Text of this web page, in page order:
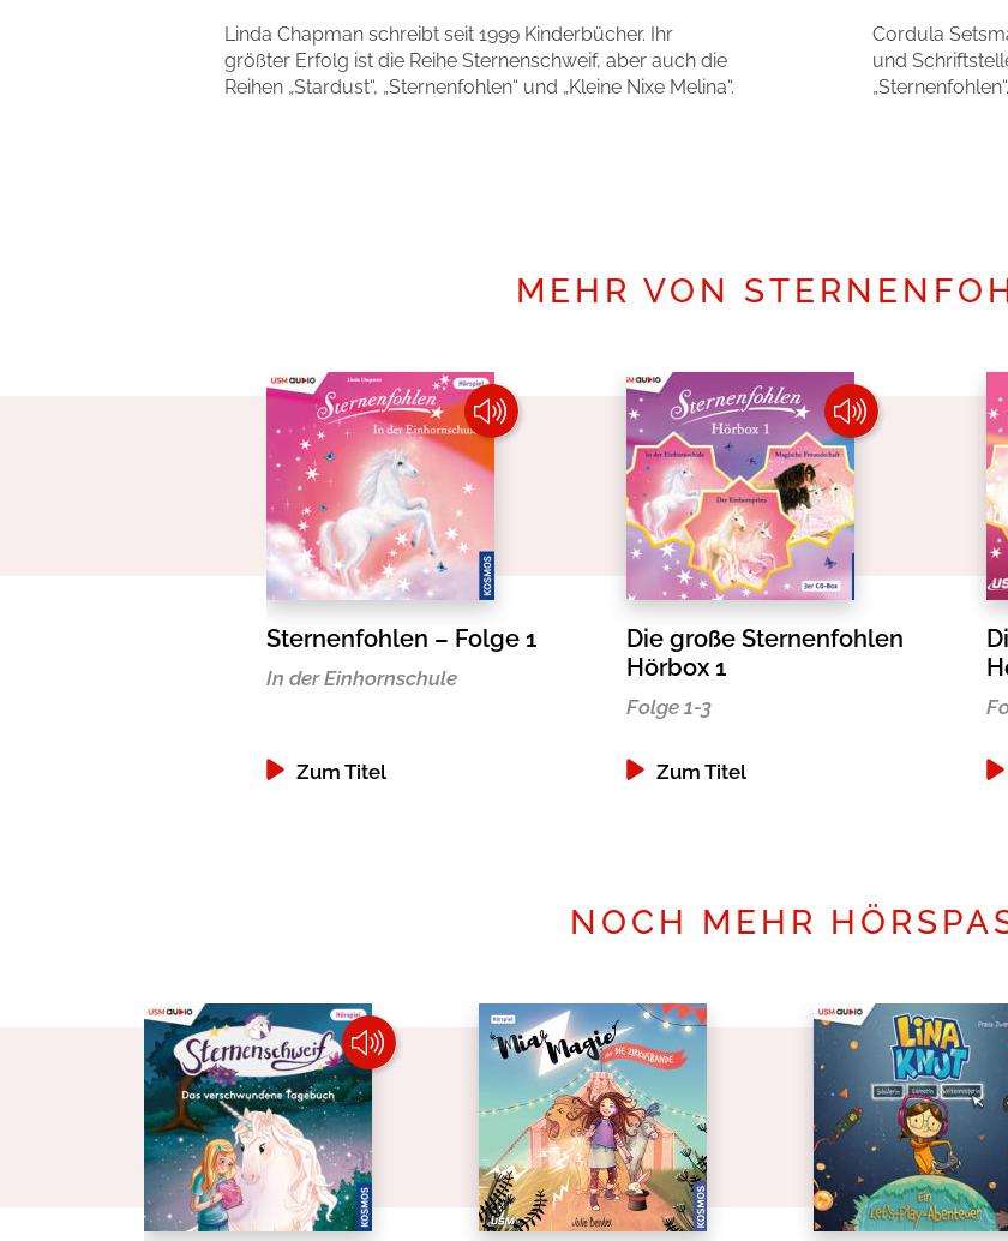
Linda Chapman schreibt seit 1999 Kinderbücher. Ihr
größter Erfolg ist die Reihe Sternenschweif, aber auch die
Reihen „Stardust“, „Sternenfohlen“ und „Kleine Nixe Melina“.
Cordula
und
„Sternenfohlen“.
MEHR VON
Sternenfohlen – Folge 1
In der Einhornschule
Zum Titel
Die große Sternenfohlen
Hörbox 1
Folge 1-3
Zum Titel
NOCH MEHR